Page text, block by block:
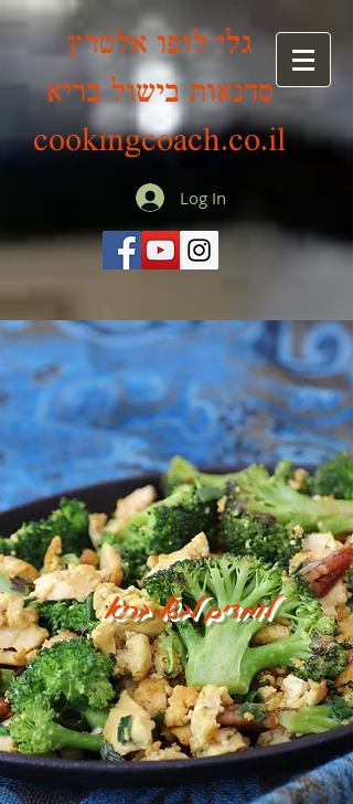
גלי לופו אלטרץ
סדנאות בישול בריא
cookingcoach.co.il
Log In
לומדים לבשל בריא